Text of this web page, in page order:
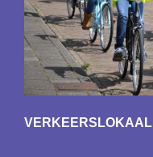
VERKEERSLOKAAL